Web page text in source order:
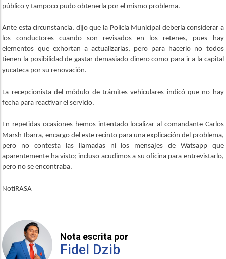
público y tampoco pudo obtenerla por el mismo problema.
Ante esta circunstancia, dijo que la Policía Municipal debería considerar a
los conductores cuando son revisados en los retenes, pues hay
elementos que exhortan a actualizarlas, pero para hacerlo no todos
tienen la posibilidad de gastar demasiado dinero como para ir a la capital
yucateca por su renovación.
La recepcionista del módulo de trámites vehiculares indicó que no hay
fecha para reactivar el servicio.
En repetidas ocasiones hemos intentado localizar al comandante Carlos
Marsh Ibarra, encargo del este recinto para una explicación del problema,
pero no contesta las llamadas ni los mensajes de Watsapp que
aparentemente ha visto; incluso acudimos a su oficina para entrevistarlo,
pero no se encontraba.
NotiRASA
Nota escrita por
Fidel Dzib